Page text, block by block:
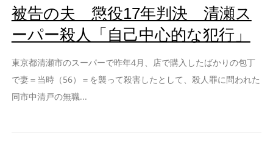
被告の夫 懲役17年判決 清瀬ス
ーパー殺人「自己中心的な犯行」
東京都清瀬市のスーパーで昨年4月、店で購入したばかりの包丁
で妻＝当時（56）＝を襲って殺害したとして、殺人罪に問われた
同市中清戸の無職...